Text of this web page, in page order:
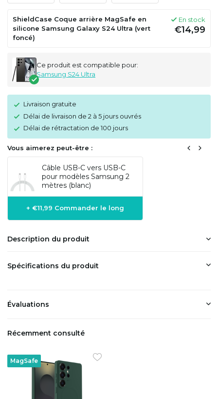
ShieldCase Coque arrière MagSafe en
silicone Samsung Galaxy S24 Ultra (vert
foncé)
En stock
€14,99
Ce produit est compatible pour:
Samsung S24 Ultra
Livraison gratuite
Délai de livraison de 2 à 5 jours ouvrés
Délai de rétractation de 100 jours
Vous aimerez peut-être :
Câble USB-C vers USB-C
pour modèles Samsung 2
mètres (blanc)
+ €11,99 Commander le long
Description du produit
Spécifications du produit
Évaluations
Récemment consulté
MagSafe